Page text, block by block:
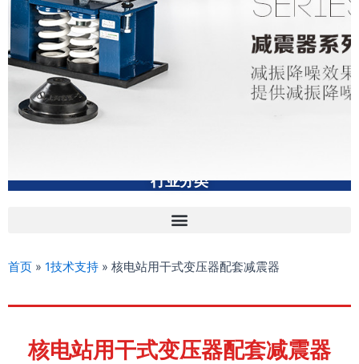
行业分类
首页 » 1技术支持 » 核电站用干式变压器配套减震器
核电站用干式变压器配套减震器